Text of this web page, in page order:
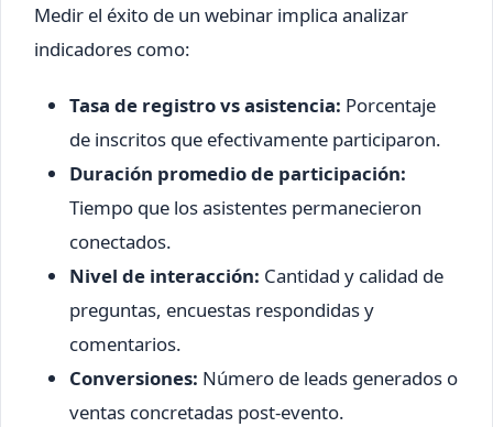
Medir el éxito de un webinar implica analizar
indicadores como:
Tasa de registro vs asistencia: Porcentaje
de inscritos que efectivamente participaron.
Duración promedio de participación:
Tiempo que los asistentes permanecieron
conectados.
Nivel de interacción: Cantidad y calidad de
preguntas, encuestas respondidas y
comentarios.
Conversiones: Número de leads generados o
ventas concretadas post-evento.